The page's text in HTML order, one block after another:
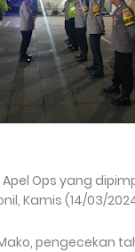
Ops yang
Kamis (14/03/
pengecekan